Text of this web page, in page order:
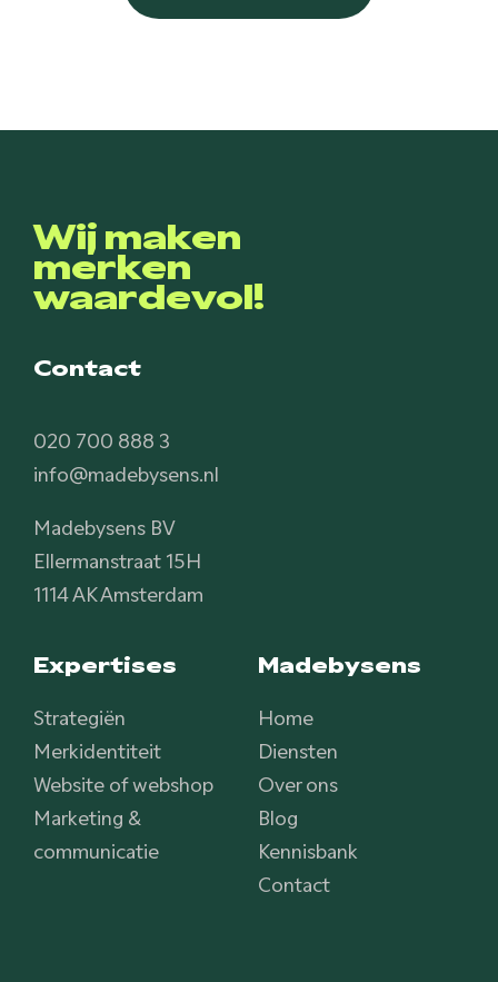
Wij maken
merken
waardevol!
Contact
020 700 888 3
info@madebysens.nl
Madebysens BV
Ellermanstraat 15H
1114 AK Amsterdam
Expertises
Strategiën
Merkidentiteit
Website of webshop
Marketing &
communicatie
Madebysens
Home
Diensten
Over ons
Blog
Kennisbank
Contact